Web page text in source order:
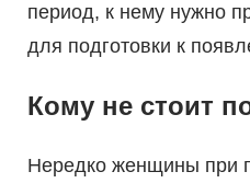
период, к нему нужно
для подготовки к
Кому не стоит
Нередко женщины при